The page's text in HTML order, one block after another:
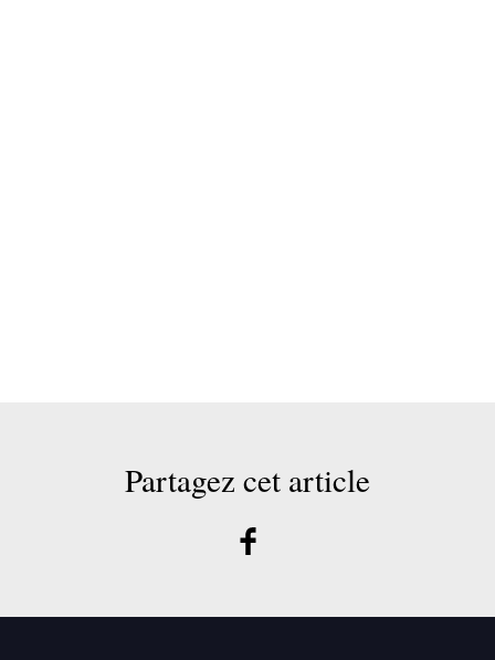
Partagez cet article